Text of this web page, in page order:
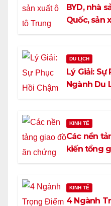
BYD, nhà
Quốc, sản
DU LỊCH
Lý Giải: Sự
Ngành Du
KINH TẾ
Các nền
kiến tổng
KINH TẾ
4 Ngành